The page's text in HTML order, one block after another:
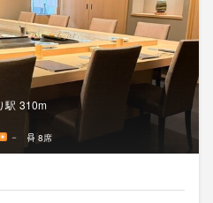
駅 310m
－ 8席